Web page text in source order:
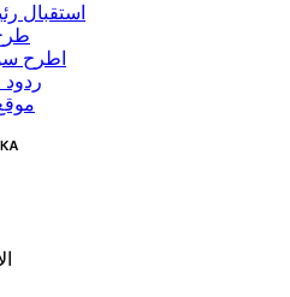
استقبال
اطرح
ردود